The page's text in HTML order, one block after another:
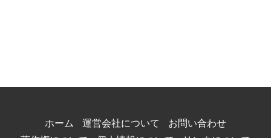
ホーム 運営会社について
お問い合わせ